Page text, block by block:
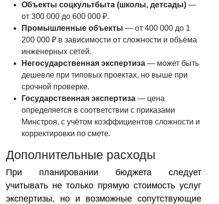
Объекты соцкультбыта (школы, детсады) —
от 300 000 до 600 000 ₽.
Промышленные объекты — от 400 000 до 1
200 000 ₽ в зависимости от сложности и объёма
инженерных сетей.
Негосударственная экспертиза — может быть
дешевле при типовых проектах, но выше при
срочной проверке.
Государственная экспертиза — цена
определяется в соответствии с приказами
Минстроя, с учётом коэффициентов сложности и
корректировки по смете.
Дополнительные расходы
При планировании бюджета следует
учитывать не только прямую стоимость услуг
экспертизы, но и возможные сопутствующие